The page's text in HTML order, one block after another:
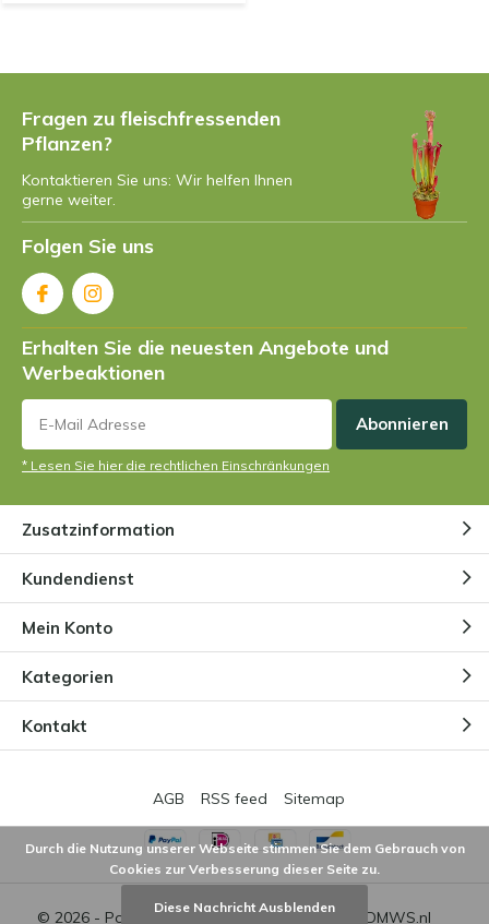
Fragen zu fleischfressenden
Pflanzen?
Kontaktieren Sie uns: Wir helfen Ihnen
gerne weiter.
Folgen Sie uns
Erhalten Sie die neuesten Angebote und
Werbeaktionen
Abonnieren
* Lesen Sie hier die rechtlichen Einschränkungen
Zusatzinformation
Kundendienst
Mein Konto
Kategorien
Kontakt
© 2026 - Powered byLightspeed- Theme by DMWS.nl
AGB RSS feed Sitemap
Durch die Nutzung unserer Webseite stimmen Sie dem Gebrauch von
Cookies zur Verbesserung dieser Seite zu.
Diese Nachricht Ausblenden